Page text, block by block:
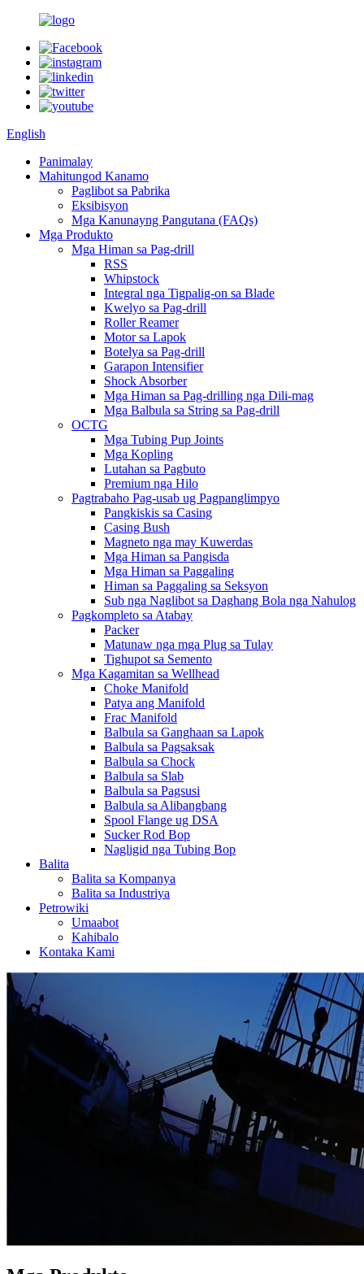
English
Panimalay
Mahitungod Kanamo
Paglibot sa Pabrika
Eksibisyon
Mga Kanunayng Pangutana (FAQs)
Mga Produkto
Mga Himan sa Pag-drill
RSS
Whipstock
Integral nga Tigpalig-on sa Blade
Kwelyo sa Pag-drill
Roller Reamer
Motor sa Lapok
Botelya sa Pag-drill
Garapon Intensifier
Shock Absorber
Mga Himan sa Pag-drilling nga Dili-mag
Mga Balbula sa String sa Pag-drill
OCTG
Mga Tubing Pup Joints
Mga Kopling
Lutahan sa Pagbuto
Premium nga Hilo
Pagtrabaho Pag-usab ug Pagpanglimpyo
Pangkiskis sa Casing
Casing Bush
Magneto nga may Kuwerdas
Mga Himan sa Pangisda
Mga Himan sa Paggaling
Himan sa Paggaling sa Seksyon
Sub nga Naglibot sa Daghang Bola nga Nahulog
Pagkompleto sa Atabay
Packer
Matunaw nga mga Plug sa Tulay
Tighupot sa Semento
Mga Kagamitan sa Wellhead
Choke Manifold
Patya ang Manifold
Frac Manifold
Balbula sa Ganghaan sa Lapok
Balbula sa Pagsaksak
Balbula sa Chock
Balbula sa Slab
Balbula sa Pagsusi
Balbula sa Alibangbang
Spool Flange ug DSA
Sucker Rod Bop
Nagligid nga Tubing Bop
Balita
Balita sa Kompanya
Balita sa Industriya
Petrowiki
Umaabot
Kahibalo
Kontaka Kami